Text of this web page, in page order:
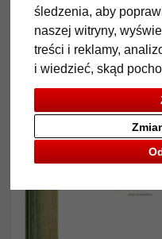
śledzenia, aby
naszej witryny,
treści i reklamy,
i wiedzieć, skąd
Powrót